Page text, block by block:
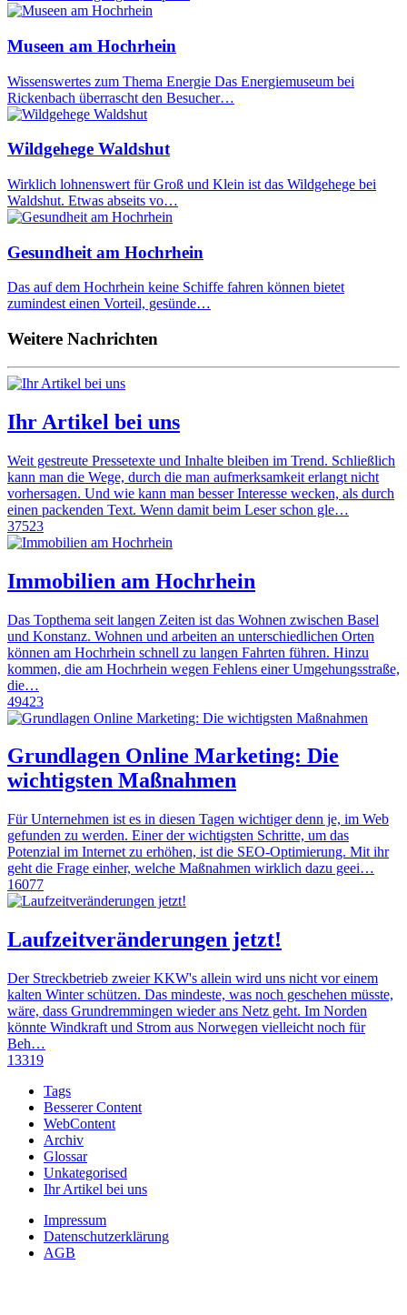
Museen am Hochrhein
Wissenswertes zum Thema Energie Das Energiemuseum bei
Rickenbach überrascht den Besucher…
Wildgehege Waldshut
Wirklich lohnenswert für Groß und Klein ist das Wildgehege bei
Waldshut. Etwas abseits vo…
Gesundheit am Hochrhein
Das auf dem Hochrhein keine Schiffe fahren können bietet
zumindest einen Vorteil, gesünde…
Weitere Nachrichten
Ihr Artikel bei uns
Weit gestreute Pressetexte und Inhalte bleiben im Trend. Schließlich
kann man die Wege, durch die man aufmerksamkeit erlangt nicht
vorhersagen. Und wie kann man besser Interesse wecken, als durch
einen packenden Text. Wenn damit beim Leser schon gle…
37523
Immobilien am Hochrhein
Das Topthema seit langen Zeiten ist das Wohnen zwischen Basel
und Konstanz. Wohnen und arbeiten an unterschiedlichen Orten
können am Hochrhein schnell zu langen Fahrten führen. Hinzu
kommen, die am Hochrhein wegen Fehlens einer Umgehungsstraße,
die…
49423
Grundlagen Online Marketing: Die
wichtigsten Maßnahmen
Für Unternehmen ist es in diesen Tagen wichtiger denn je, im Web
gefunden zu werden. Einer der wichtigsten Schritte, um das
Potenzial im Internet zu erhöhen, ist die SEO-Optimierung. Mit ihr
geht die Frage einher, welche Maßnahmen wirklich dazu geei…
16077
Laufzeitveränderungen jetzt!
Der Streckbetrieb zweier KKW's allein wird uns nicht vor einem
kalten Winter schützen. Das mindeste, was noch geschehen müsste,
wäre, dass Grundremmingen wieder ans Netz geht. Im Norden
könnte Windkraft und Strom aus Norwegen vielleicht noch für
Beh…
13319
Tags
Besserer Content
WebContent
Archiv
Glossar
Unkategorised
Ihr Artikel bei uns
Impressum
Datenschutzerklärung
AGB